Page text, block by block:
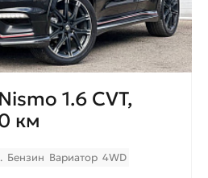
1.6 CVT,
км
Бензин Вариатор 4WD